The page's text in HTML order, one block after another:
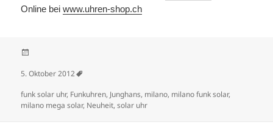
Online beiwww.uhren-shop.ch
5. Oktober 2012
funk solar uhr, Funkuhren, Junghans, milano, milano funk solar,
milano mega solar, Neuheit,solar uhr